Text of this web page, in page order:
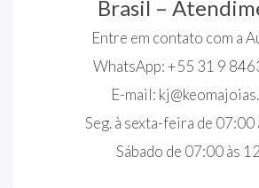
Brasil –
Entre em contato com a
WhatsApp: +55 31 9
E-mail:
Seg. à sexta-feira de 07:00
Sábado de 07:00 às